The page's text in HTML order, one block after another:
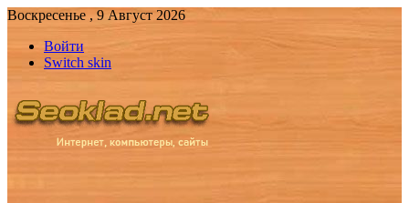
Воскресенье , 9 Август 2026
Войти
Switch skin